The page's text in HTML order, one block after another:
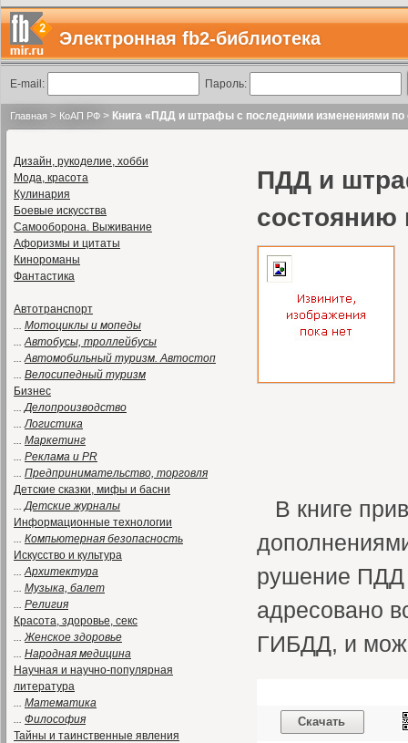
Электронная fb2-библиотека
E-mail: Пароль:
Главная > КоАП РФ > Книга «ПДД и штрафы с последними изменениями по
Дизайн, рукоделие, хобби
Мода, красота
Кулинария
Боевые искусства
Самооборона. Выживание
Афоризмы и цитаты
Кинороманы
Фантастика
Автотранспорт
... Мотоциклы и мопеды
...Автобусы, троллейбусы
...Автомобильный туризм. Автостоп
... Велосипедный туризм
Бизнес
...Делопроизводство
...Логистика
... Маркетинг
... Реклама и PR
... Предпринимательство, торговля
Детские сказки, мифы и басни
...Детские журналы
Информационные технологии
... Компьютерная безопасность
Искусство и культура
...Архитектура
... Музыка, балет
... Религия
Красота, здоровье, секс
...Женское здоровье
... Народная медицина
Научная и научно-популярная
литература
... Математика
... Философия
Тайны и таинственные явления
ПДД и
состоянию
В книге
рушение ПДД
адресовано
ГИБДД, и
Скачать